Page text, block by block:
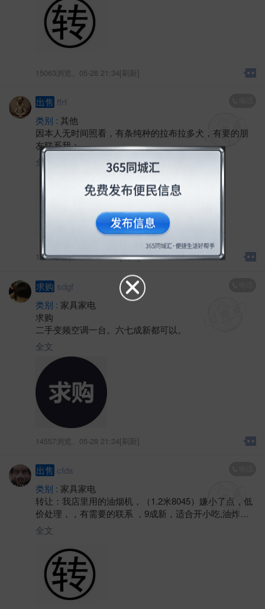
新超薄的网络液晶电视1400，需要的抓紧联系
15063浏览、 05-28 21:34[刷新]
出售 ffrf
类别 : 其他
因本人无时间照看，有条纯种的拉布拉多犬，有要的朋
友联系我：
全文
14846浏览、05-28 21:34[刷新]
求购 sdgf
类别 : 家具家电
求购
二手变频空调一台。六七成新都可以。
全文
14557浏览、 05-28 21:34[刷新]
出售 cfds
类别 : 家具家电
转让：我店里用的油烟机，（1.2米8045）嫌小了点，低
价处理，，有需要的联系 ，9成新，适合开小吃,油炸之
内的店里用用，，电话
全文